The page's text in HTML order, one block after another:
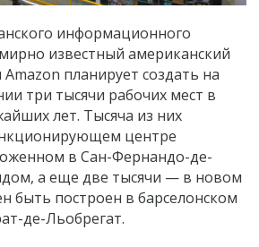
информационного
известный американский
планирует создать на
три тысячи рабочих мест в
лет. Тысяча из них
центре
в Сан-Фернандо-де-
а еще две тысячи — в новом
быть построен в барселонском
де-Льобрегат.